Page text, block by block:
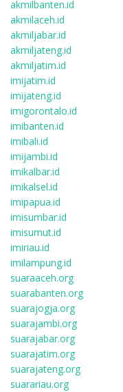
akmilbanten.id
akmilaceh.id
akmiljabar.id
akmiljateng.id
akmiljatim.id
imijatim.id
imijateng.id
imigorontalo.id
imibanten.id
imibali.id
imijambi.id
imikalbar.id
imikalsel.id
imipapua.id
imisumbar.id
imisumut.id
imiriau.id
imilampung.id
suaraaceh.org
suarabanten.org
suarajogja.org
suarajambi.org
suarajabar.org
suarajatim.org
suarajateng.org
suarariau.org